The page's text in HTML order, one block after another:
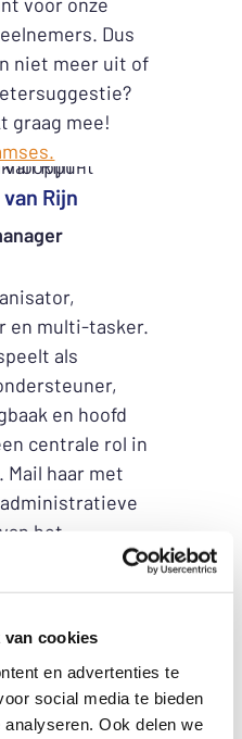
van cookies
en advertenties te
social media te bieden
Ook delen we
Dus
niet meer uit of
graag mee!
Rijn
en multi-tasker.
als
en hoofd
centrale rol in
haar met
het